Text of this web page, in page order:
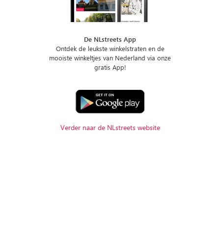
De NLstreets App
Ontdek de leukste winkelstraten en de
mooiste winkeltjes van Nederland via onze
gratis App!
Verder naar de NLstreets website